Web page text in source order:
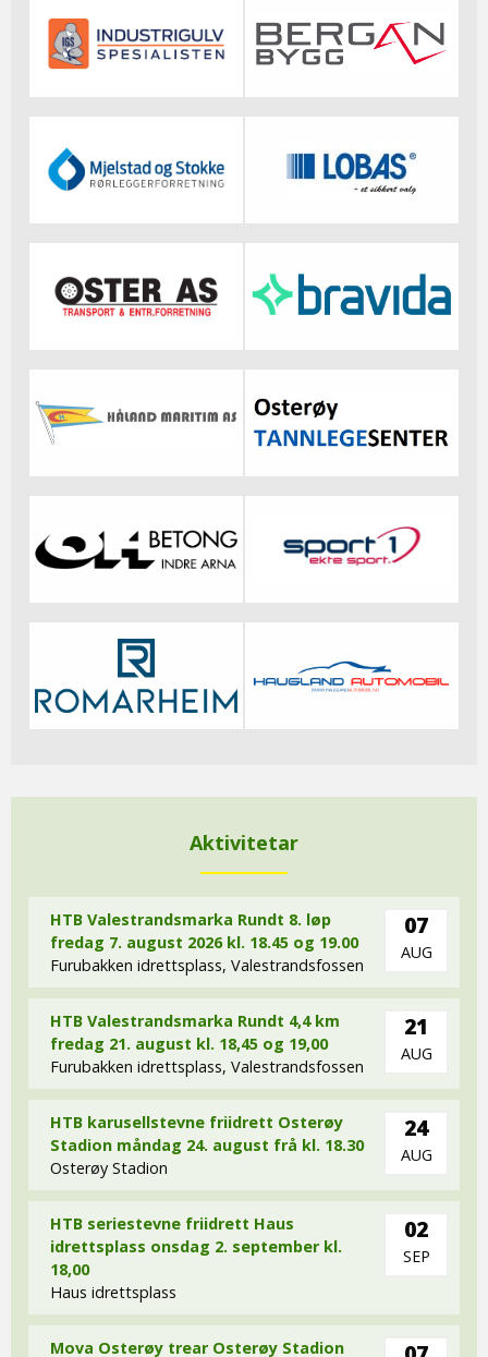
Aktivitetar
HTB Valestrandsmarka Rundt 8. løp
fredag 7. august 2026 kl. 18.45 og 19.00
Furubakken idrettsplass, Valestrandsfossen
07
AUG
HTB Valestrandsmarka Rundt 4,4 km
fredag 21. august kl. 18,45 og 19,00
Furubakken idrettsplass, Valestrandsfossen
21
AUG
HTB karusellstevne friidrett Osterøy
Stadion måndag 24. august frå kl. 18.30
Osterøy Stadion
24
AUG
HTB seriestevne friidrett Haus
idrettsplass onsdag 2. september kl.
18,00
Haus idrettsplass
02
SEP
Mova Osterøy trear Osterøy Stadion